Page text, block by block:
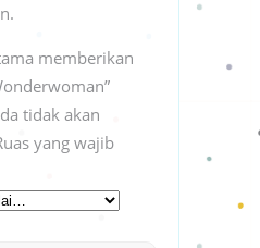
memberikan
tidak akan
yang wajib